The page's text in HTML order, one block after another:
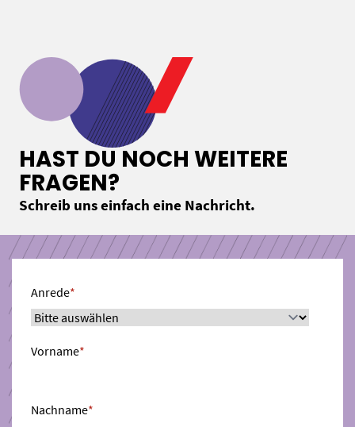
HAST DU NOCH WEITERE
FRAGEN?
Schreib uns einfach eine Nachricht.
Anrede*
Vorname*
Nachname*